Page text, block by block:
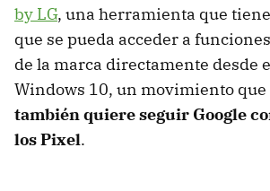
by LG, una herramienta que
que se pueda acceder a
de la marca directamente desde
Windows 10, un movimiento que
también quiere seguir Google
los Pixel.